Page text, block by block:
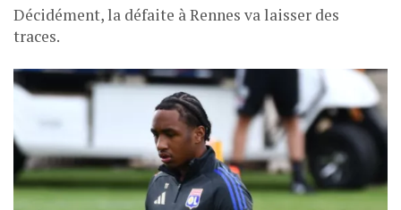
Décidément, la défaite à Rennes va laisser des
traces.